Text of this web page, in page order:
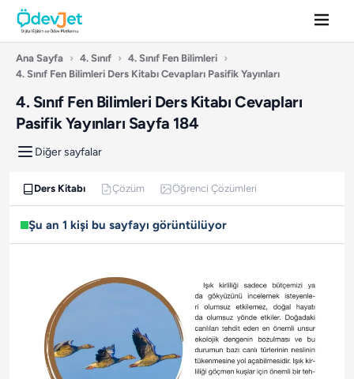
Ana Sayfa › 4. Sınıf › 4. Sınıf Fen Bilimleri ›
4. Sınıf Fen Bilimleri Ders Kitabı Cevapları Pasifik Yayınları
4. Sınıf Fen Bilimleri Ders Kitabı Cevapları
Pasifik Yayınları Sayfa 184
Diğer sayfalar
Ders Kitabı Çözüm Öğrenci Çözümleri
Şu an 1 kişi bu sayfayı görüntülüyor